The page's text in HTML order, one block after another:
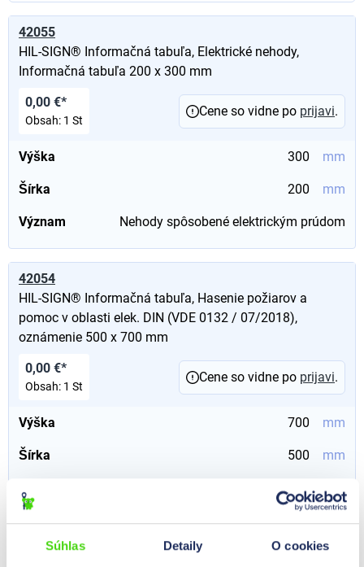
Súhlas Detaily O cookies
42055
HIL-SIGN® Informačná tabuľa, Elektrické nehody,
Informačná tabuľa 200 x 300 mm
Výška 300 mm
Šírka 200 mm
Význam Nehody spôsobené elektrickým prúdom
0,00 €*
Obsah: 1 St
Cene so vidne po prijavi.
42054
HIL-SIGN® Informačná tabuľa, Hasenie požiarov a
pomoc v oblasti elek. DIN (VDE 0132 / 07/2018),
oznámenie 500 x 700 mm
Výška 700 mm
Šírka 500 mm
Význam
Hasenie požiarov a pomoc v oblasti elektrických
zariadení DIN (VDE 0132 / 07-2018)
0,00 €*
Obsah: 1 St
Cene so vidne po prijavi.